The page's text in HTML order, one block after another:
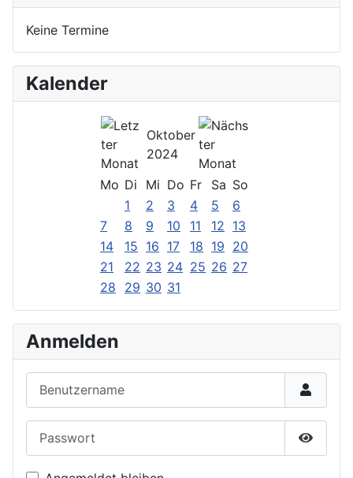
Keine Termine
Kalender
Oktober
2024
Mo Di Mi Do Fr Sa So
1
2 3 4 5
6
7
8 9 10 11 12 13
14
15 16 17 18 19 20
21
22 23 24 25 26 27
28
29 30 31
Anmelden